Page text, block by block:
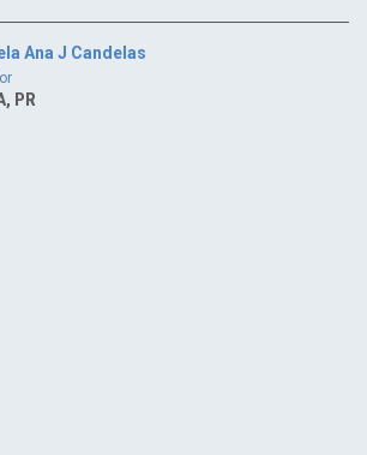
Ana J Candelas
PR